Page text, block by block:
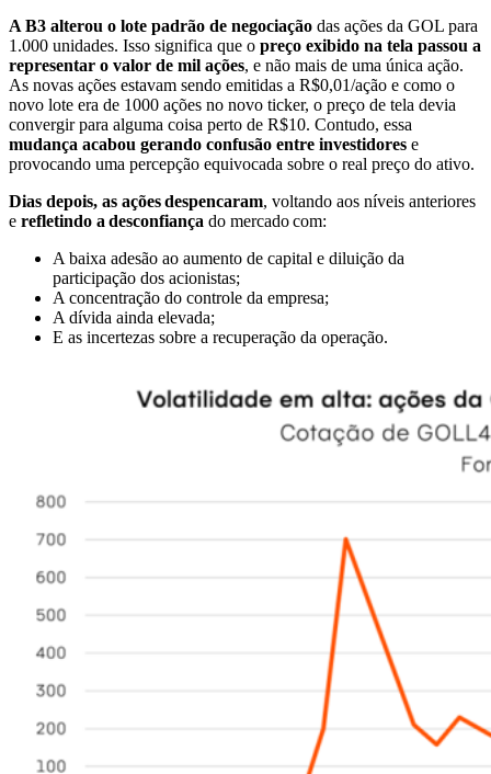
A B3 alterou o lote padrão de negociação das ações da GOL para
1.000 unidades. Isso significa que o preço exibido na tela passou a
representar o valor de mil ações, e não mais de uma única ação.
As novas ações estavam sendo emitidas a R$0,01/ação e como o
novo lote era de 1000 ações no novo ticker, o preço de tela devia
convergir para alguma coisa perto de R$10. Contudo, essa
mudança acabou gerando confusão entre investidores e
provocando uma percepção equivocada sobre o real preço do ativo.
Dias depois, as açõesdespencaram, voltando aos níveis anteriores
e refletindo a desconfiança do mercado com:
A baixa adesão ao aumento de capital e diluição da
participação dos acionistas;
A concentração do controle da empresa;
A dívida ainda elevada;
E as incertezas sobre a recuperação da operação.